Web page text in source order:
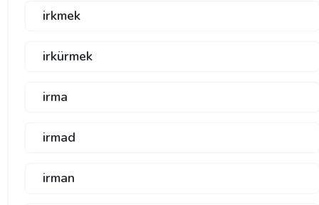
irkmek
irkürmek
irma
irmad
irman